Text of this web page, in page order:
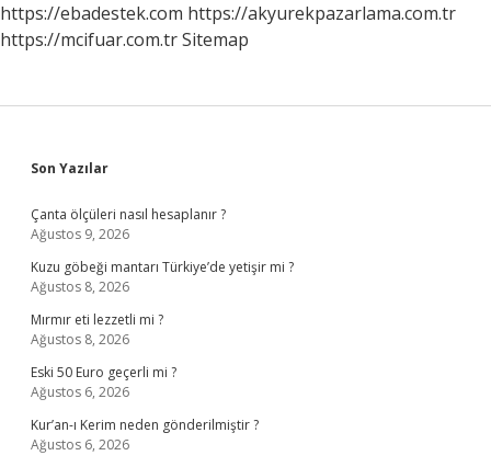
https://ebadestek.com https://akyurekpazarlama.com.tr
https://mcifuar.com.trSitemap
Sidebar
Son Yazılar
Çanta ölçüleri nasıl hesaplanır ?
Ağustos 9, 2026
Kuzu göbeği mantarı Türkiye’de yetişir mi ?
Ağustos 8, 2026
Mırmır eti lezzetli mi ?
Ağustos 8, 2026
Eski 50 Euro geçerli mi ?
Ağustos 6, 2026
Kur’an-ı Kerim neden gönderilmiştir ?
Ağustos 6, 2026